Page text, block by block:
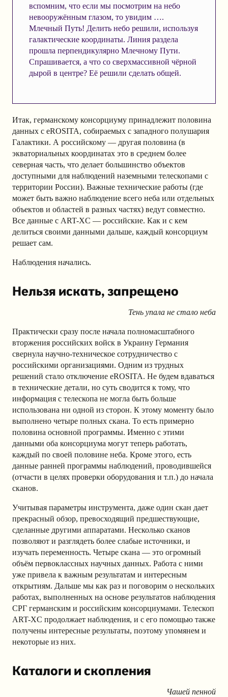
вспомним, что если мы посмотрим на небо
невооружённым глазом, то увидим ….
Млечный Путь! Делить небо решили, используя
галактические координаты. Линия раздела
прошла перпендикулярно Млечному Пути.
Спрашивается, а что со сверхмассивной чёрной
дырой в центре? Её решили сделать общей.
Итак, германскому консорциуму принадлежит половина
данных с eROSITA, собираемых с западного полушария
Галактики. А российскому — другая половина (в
экваториальных координатах это в среднем более
северная часть, что делает большинство объектов
доступными для наблюдений наземными телескопами с
территории России). Важные технические работы (где
может быть важно наблюдение всего неба или отдельных
объектов и областей в разных частях) ведут совместно.
Все данные с ART-XC — российские. Как и с кем
делиться своими данными дальше, каждый консорциум
решает сам.
Наблюдения начались.
Нельзя искать, запрещено
Тень упала не стало неба
Практически сразу после начала полномасштабного
вторжения российских войск в Украину Германия
свернула научно-техническое сотрудничество с
российскими организациями. Одним из трудных
решений стало отключение eROSITA. Не будем вдаваться
в технические детали, но суть сводится к тому, что
информация с телескопа не могла быть больше
использована ни одной из сторон. К этому моменту было
выполнено четыре полных скана. То есть примерно
половина основной программы. Именно с этими
данными оба консорциума могут теперь работать,
каждый по своей половине неба. Кроме этого, есть
данные ранней программы наблюдений, проводившейся
(отчасти в целях проверки оборудования и т.п.) до начала
сканов.
Учитывая параметры инструмента, даже один скан дает
прекрасный обзор, превосходящий предшествующие,
сделанные другими аппаратами. Несколько сканов
позволяют и разглядеть более слабые источники, и
изучать переменность. Четыре скана — это огромный
объём первоклассных научных данных. Работа с ними
уже привела к важным результатам и интересным
открытиям. Дальше мы как раз и поговорим о нескольких
работах, выполненных на основе результатов наблюдения
СРГ германским и российским консорциумами. Телескоп
ART-XC продолжает наблюдения, и с его помощью также
получены интересные результаты, поэтому упомянем и
некоторые из них.
Каталоги и скопления
Чашей пенной